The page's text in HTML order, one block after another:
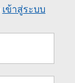
เข้าสู่ระบบ